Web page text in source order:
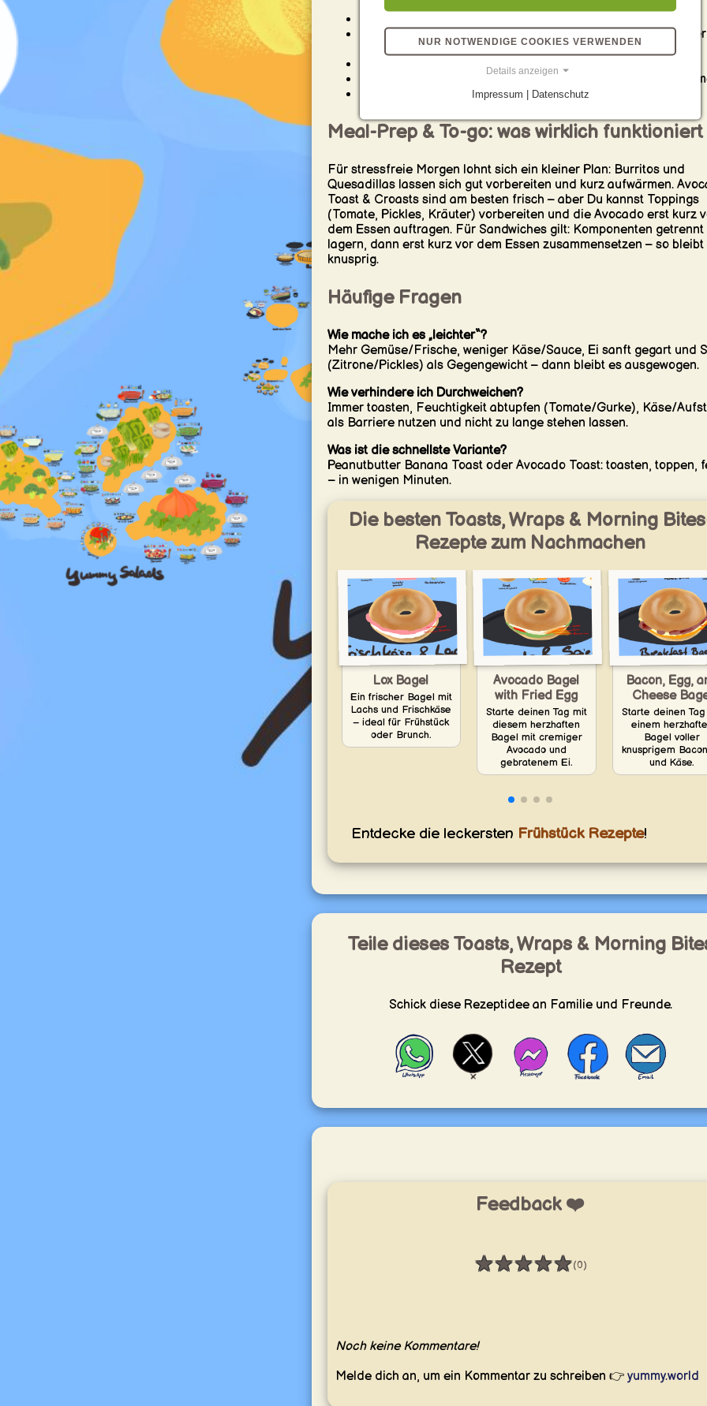
Protein: Ei (Rührei/Spiegelei), Bacon/Schinken, Bohnen oder
Käse.
: Avocado, Frischkäse, Joghurt-Sauce, Peanutbutter.
: Salat, Zwiebel, Gurke, Paprika, geröstete Nüsse/
: Zitrone/Limette, Kräuter, Pfeffer, Chili, Hot Sauce.
Meal-Prep & To-go: was wirklich funktioniert
Für stressfreie Morgen lohnt sich ein kleiner Plan: Burritos und
Quesadillas lassen sich gut vorbereiten und kurz aufwärmen.
Toast & Croasts sind am besten frisch – aber Du kannst Toppings
(Tomate, Pickles, Kräuter) vorbereiten und die Avocado erst kurz
dem Essen auftragen. Für Sandwiches gilt: Komponenten getrennt
lagern, dann erst kurz vor dem Essen zusammensetzen – so bleibt
knusprig.
Häufige Fragen
Wie mache ich es „leichter“?
Mehr Gemüse/Frische, weniger Käse/Sauce, Ei sanft gegart und
(Zitrone/Pickles) als Gegengewicht – dann bleibt es ausgewogen.
Wie verhindere ich Durchweichen?
Immer toasten, Feuchtigkeit abtupfen (Tomate/Gurke), Käse/
als Barriere nutzen und nicht zu lange stehen lassen.
Was ist die schnellste Variante?
Peanutbutter Banana Toast oder Avocado Toast: toasten, toppen,
– in wenigen Minuten.
Die besten Toasts, Wraps & Morning
Rezepte zum Nachmachen
Lox Bagel
Ein frischer Bagel mit
Lachs und Frischkäse
– ideal für Frühstück
oder Brunch.
Avocado Bagel
with Fried Egg
Starte deinen Tag mit
diesem herzhaften
Bagel mit cremiger
Avocado und
gebratenem Ei.
Bacon, Egg,
Cheese
Starte deinen
einem
Bagel voller
knusprigem
und Käse.
Entdecke die leckersten Frühstück Rezepte!
Teile dieses Toasts, Wraps & Morning
Rezept
Schick diese Rezeptidee an Familie und Freunde.
Feedback ❤️
★★★★★
Bewertung: 0 / 5 (0)
Noch keine Kommentare!
Melde dich an, um ein Kommentar zu schreiben 👉 yummy.world
NUR NOTWENDIGE COOKIES VERWENDEN
Details anzeigen
Impressum | Datenschutz